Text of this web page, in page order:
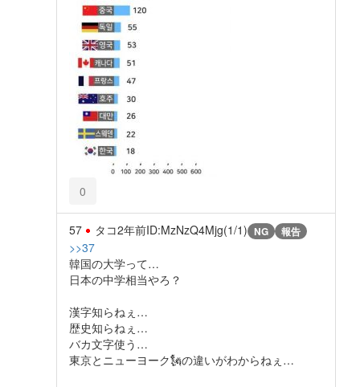
0
57 タコ2年前ID:MzNzQ4Mjg(1/1) NG 報告
>>37
韓国の大学って…
日本の中学相当やろ？
漢字知らねぇ…
歴史知らねぇ…
バカ文字使う…
東京とニューヨーク🗽の違いがわからねぇ…